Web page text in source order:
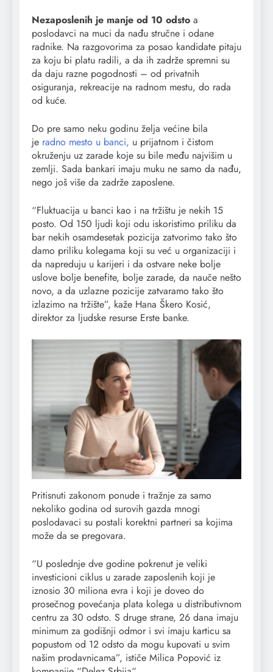
Nezaposlenih je manje od 10 odsto a
poslodavci na muci da nađu stručne i odane
radnike. Na razgovorima za posao kandidate pitaju
za koju bi platu radili, a da ih zadrže spremni su
da daju razne pogodnosti – od privatnih
osiguranja, rekreacije na radnom mestu, do rada
od kuće.
Do pre samo neku godinu želja većine bila
je radno mesto u banci, u prijatnom i čistom
okruženju uz zarade koje su bile među najvišim u
zemlji. Sada bankari imaju muku ne samo da nađu,
nego još više da zadrže zaposlene.
“Fluktuacija u banci kao i na tržištu je nekih 15
posto. Od 150 ljudi koji odu iskoristimo priliku da
bar nekih osamdesetak pozicija zatvorimo tako što
damo priliku kolegama koji su već u organizaciji i
da napreduju u karijeri i da ostvare neke bolje
uslove bolje benefite, bolje zarade, da nauče nešto
novo, a da uzlazne pozicije zatvaramo tako što
izlazimo na tržište”, kaže Hana Škero Kosić,
direktor za ljudske resurse Erste banke.
Pritisnuti zakonom ponude i tražnje za samo
nekoliko godina od surovih gazda mnogi
poslodavaci su postali korektni partneri sa kojima
može da se pregovara.
“U poslednje dve godine pokrenut je veliki
investicioni ciklus u zarade zaposlenih koji je
iznosio 30 miliona evra i koji je doveo do
prosečnog povećanja plata kolega u distributivnom
centru za 30 odsto. S druge strane, 26 dana imaju
minimum za godišnji odmor i svi imaju karticu sa
popustom od 12 odsto da mogu kupovati u svim
našim prodavnicama”, ističe Milica Popović iz